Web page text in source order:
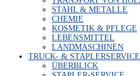
STAHL & METALLE
CHE­MIE
KOS­ME­TIK & PFLEGE
LEBENS­MIT­TEL
LAND­MA­SCHI­NEN
TRUCK- & STAPLERSERVICE
ÜBER­BLICK